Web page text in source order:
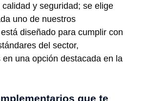
y seguridad; se elige
uno de nuestros
diseñado para cumplir con
del sector,
una opción destacada en la
que te